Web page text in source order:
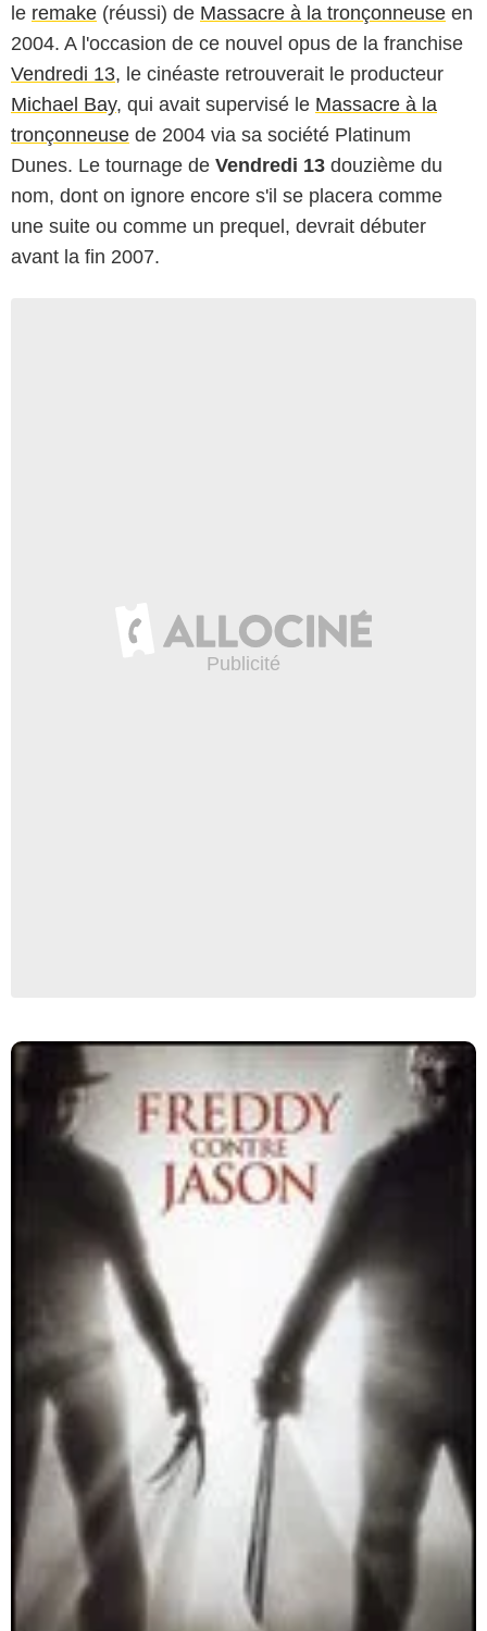
le remake (réussi) de Massacre à la tronçonneuse en
2004. A l'occasion de ce nouvel opus de la franchise
Vendredi 13, le cinéaste retrouverait le producteur
Michael Bay, qui avait supervisé le Massacre à la
tronçonneuse de 2004 via sa société Platinum
Dunes. Le tournage de Vendredi 13 douzième du
nom, dont on ignore encore s'il se placera comme
une suite ou comme un prequel, devrait débuter
avant la fin 2007.